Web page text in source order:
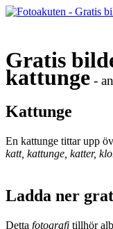
Gratis
kattunge -
Kattunge
En kattunge tittar upp
katt, kattunge, katter,
Ladda ner
Detta fotografi tillhör